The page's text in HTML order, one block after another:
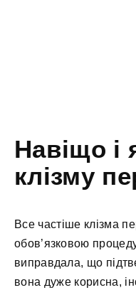
Навіщо і
клізму
Все частіше клізма
обов’язковою
виправдала, що
вона дуже корисна,